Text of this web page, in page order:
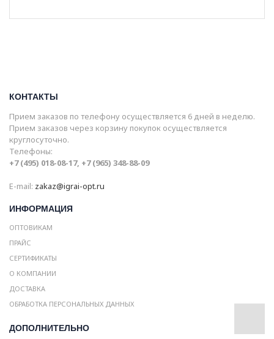
КОНТАКТЫ
Прием заказов по телефону осуществляется 6 дней в неделю.
Прием заказов через корзину покупок осуществляется
круглосуточно.
Телефоны:
+7 (495) 018-08-17, +7 (965) 348-88-09
E-mail: zakaz@igrai-opt.ru
ИНФОРМАЦИЯ
ОПТОВИКАМ
ПРАЙС
СЕРТИФИКАТЫ
О КОМПАНИИ
ДОСТАВКА
ОБРАБОТКА ПЕРСОНАЛЬНЫХ ДАННЫХ
ДОПОЛНИТЕЛЬНО